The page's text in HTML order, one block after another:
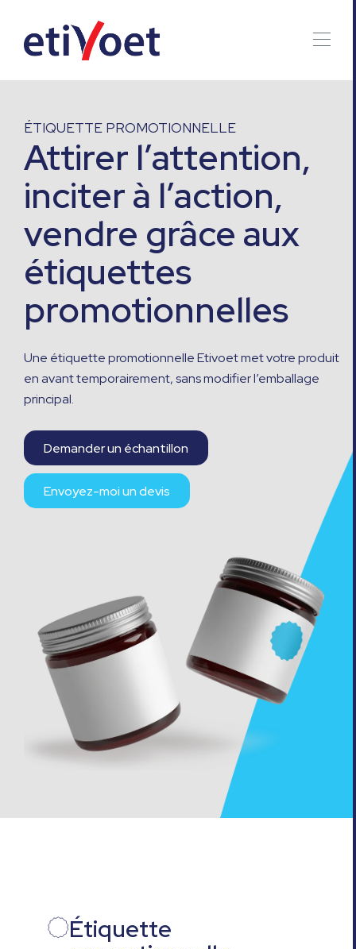
ÉTIQUETTE PROMOTIONNELLE
Attirer l’attention,
inciter à l’action,
vendre grâce aux
étiquettes
promotionnelles
Une étiquette promotionnelle Etivoet met votre produit
en avant temporairement, sans modifier l’emballage
principal.
Demander un échantillon
Envoyez-moi un devis
Étiquette